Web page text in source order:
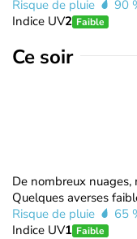
Risque de pluie
90
Indice UV2 Faible
Ce soir
De nombreux nuages,
Quelques averses
Risque de pluie
65
Indice UV1 Faible